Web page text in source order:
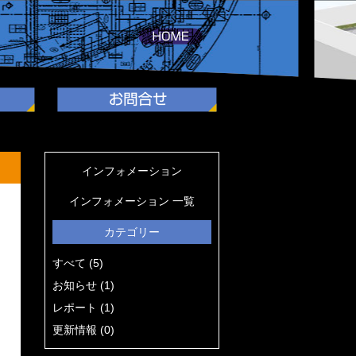
インフォメーション
インフォメーション 一覧
カテゴリー
すべて (5)
お知らせ (1)
レポート (1)
更新情報 (0)